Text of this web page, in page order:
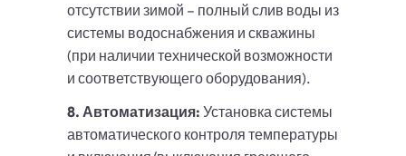
отсутствии зимой – полный слив воды из
системы водоснабжения и скважины
(при наличии технической возможности
и соответствующего оборудования).
8. Автоматизация: Установка системы
автоматического контроля температуры